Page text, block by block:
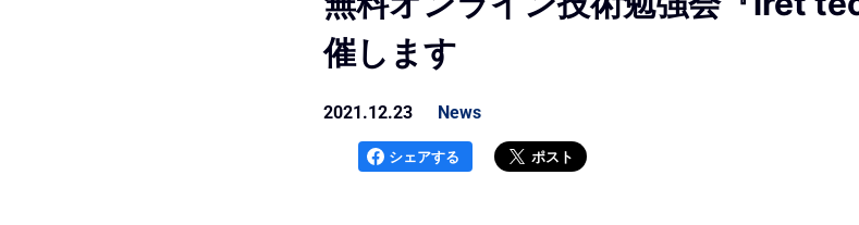
催します
2021.12.23 News
シェアする ポスト